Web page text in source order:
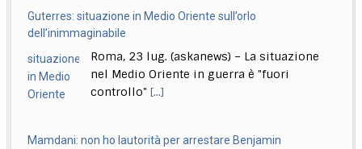
Guterres: situazione in Medio Oriente sull’orlo
dell’inimmaginabile
Roma, 23 lug. (askanews) – La situazione
nel Medio Oriente in guerra è "fuori
controllo"[...]
Mamdani: non ho lautorità per arrestare Benjamin